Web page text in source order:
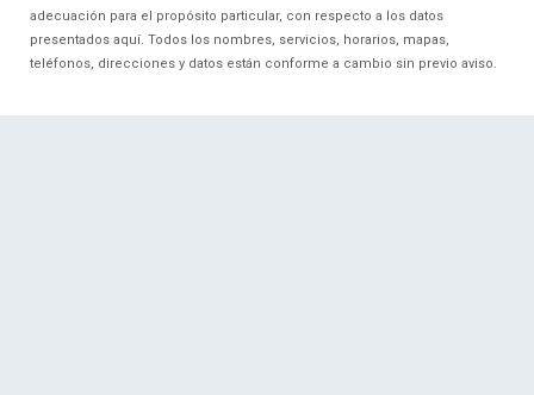
adecuación para el propósito particular, con respecto a los datos
presentados aquí. Todos los nombres, servicios, horarios, mapas,
teléfonos, direcciones y datos están conforme a cambio sin previo aviso.